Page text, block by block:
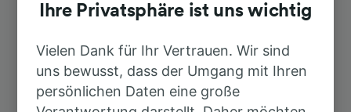
Top Strecken ab Nürnberg
Rothenburger Straße
Ihre Privatsphäre ist uns wichtig
Vielen Dank für Ihr Vertrauen. Wir sind
uns bewusst, dass der Umgang mit Ihren
persönlichen Daten eine große